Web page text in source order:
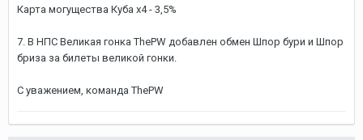
Карта могущества Куба х4 - 3,5%
7. В НПС Великая гонка ThePW добавлен обмен Шпор бури и Шпор
бриза за билеты великой гонки.
С уважением, команда ThePW